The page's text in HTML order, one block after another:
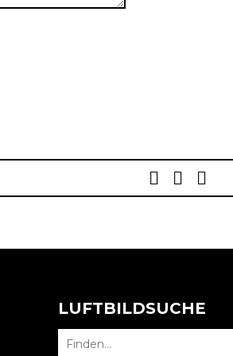
navigation
LUFTBILDSUCHE
FOR: